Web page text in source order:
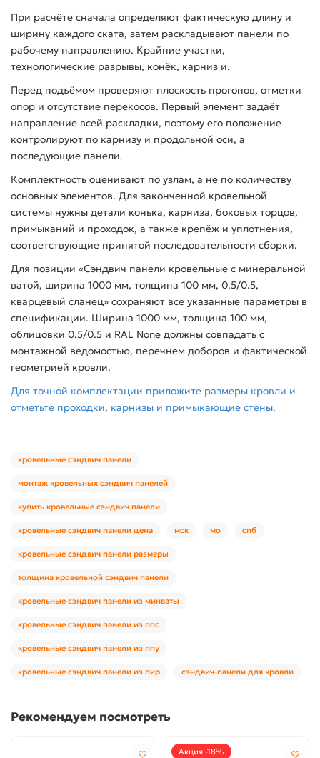
При расчёте сначала определяют фактическую длину и
ширину каждого ската, затем раскладывают панели по
рабочему направлению. Крайние участки,
технологические разрывы, конёк, карниз и.
Перед подъёмом проверяют плоскость прогонов, отметки
опор и отсутствие перекосов. Первый элемент задаёт
направление всей раскладки, поэтому его положение
контролируют по карнизу и продольной оси, а
последующие панели.
Комплектность оценивают по узлам, а не по количеству
основных элементов. Для законченной кровельной
системы нужны детали конька, карниза, боковых торцов,
примыканий и проходок, а также крепёж и уплотнения,
соответствующие принятой последовательности сборки.
Для позиции «Сэндвич панели кровельные с минеральной
ватой, ширина 1000 мм, толщина 100 мм, 0.5/0.5,
кварцевый сланец» сохраняют все указанные параметры в
спецификации. Ширина 1000 мм, толщина 100 мм,
облицовки 0.5/0.5 и RAL None должны совпадать с
монтажной ведомостью, перечнем доборов и фактической
геометрией кровли.
Для точной комплектации приложите размеры кровли и
отметьте проходки, карнизы и примыкающие стены.
кровельные сэндвич панели
монтаж кровельных сэндвич панелей
купить кровельные сэндвич панели
кровельные сэндвич панели цена мск мо спб
кровельные сэндвич панели размеры
толщина кровельной сэндвич панели
кровельные сэндвич панели из минваты
кровельные сэндвич панели из ппс
кровельные сэндвич панели из ппу
кровельные сэндвич панели из пир сэндвич-панели для кровли
Рекомендуем посмотреть
Акция -18%